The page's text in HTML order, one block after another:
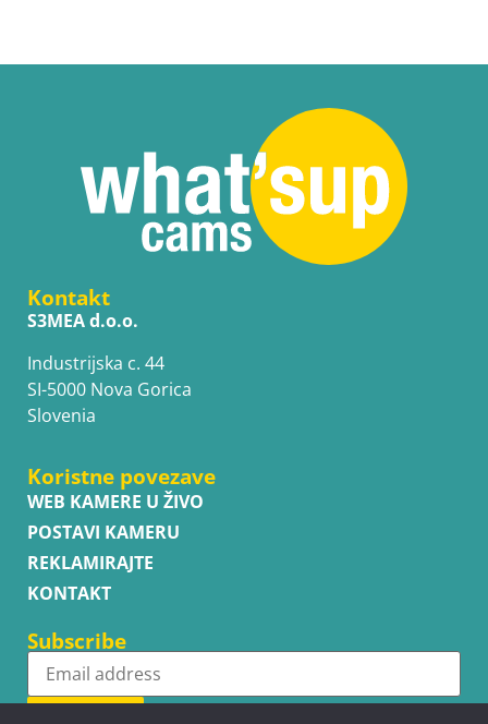
Kontakt
S3MEA d.o.o.
Industrijska c. 44
SI-5000 Nova Gorica
Slovenia
Koristne povezave
WEB KAMERE U ŽIVO
POSTAVI KAMERU
REKLAMIRAJTE
KONTAKT
Subscribe